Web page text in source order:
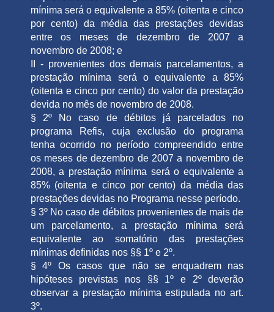
mínima será o equivalente a 85% (oitenta e cinco
por cento) da média das prestações devidas
entre os meses de dezembro de 2007 a
novembro de 2008; e
II - provenientes dos demais parcelamentos, a
prestação mínima será o equivalente a 85%
(oitenta e cinco por cento) do valor da prestação
devida no mês de novembro de 2008.
§ 2º No caso de débitos já parcelados no
programa Refis, cuja exclusão do programa
tenha ocorrido no período compreendido entre
os meses de dezembro de 2007 a novembro de
2008, a prestação mínima será o equivalente a
85% (oitenta e cinco por cento) da média das
prestações devidas no Programa nesse período.
§ 3º No caso de débitos provenientes de mais de
um parcelamento, a prestação mínima será
equivalente ao somatório das prestações
mínimas definidas nos §§ 1º e 2º.
§ 4º Os casos que não se enquadrem nas
hipóteses previstas nos §§ 1º e 2º deverão
observar a prestação mínima estipulada no art.
3º.